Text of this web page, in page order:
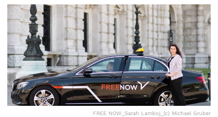
FREE NOW_Sarah Lamboj_(c) Michael Gruber